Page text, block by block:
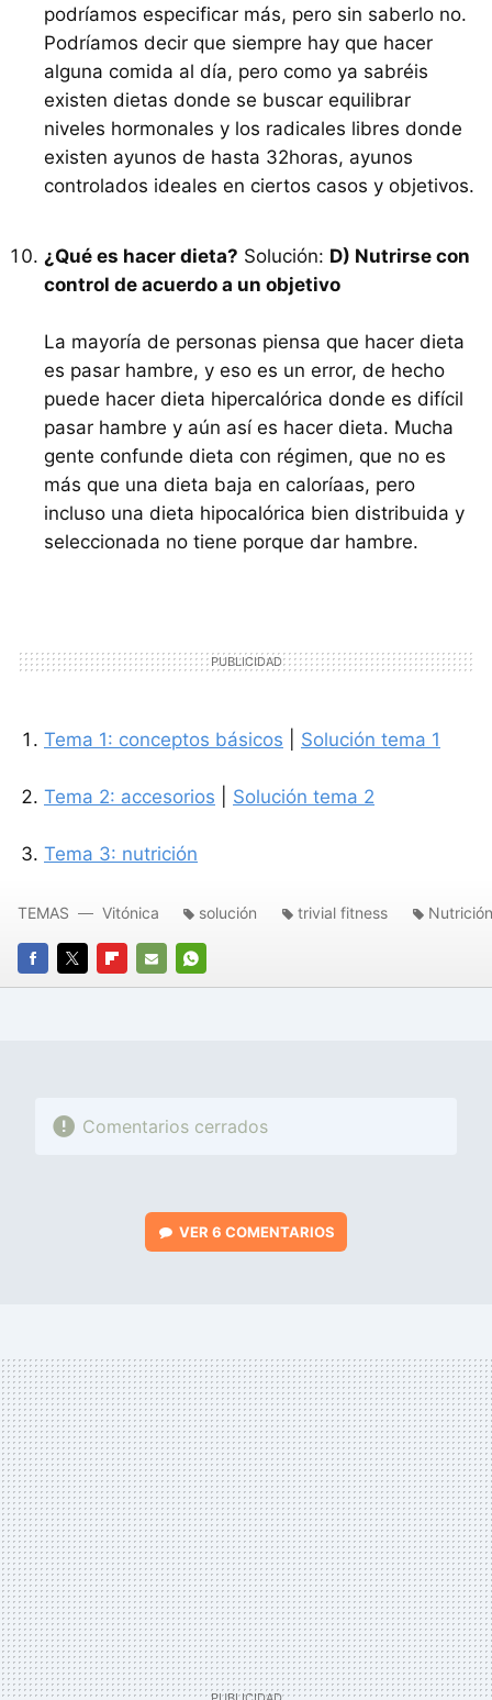
podríamos especificar más, pero sin saberlo no.
Podríamos decir que siempre hay que hacer
alguna comida al día, pero como ya sabréis
existen dietas donde se buscar equilibrar
niveles hormonales y los radicales libres donde
existen ayunos de hasta 32horas, ayunos
controlados ideales en ciertos casos y objetivos.
¿Qué es hacer dieta? Solución: D) Nutrirse con
control de acuerdo a un objetivo
La mayoría de personas piensa que hacer dieta
es pasar hambre, y eso es un error, de hecho
puede hacer dieta hipercalórica donde es difícil
pasar hambre y aún así es hacer dieta. Mucha
gente confunde dieta con régimen, que no es
más que una dieta baja en caloríaas, pero
incluso una dieta hipocalórica bien distribuida y
seleccionada no tiene porque dar hambre.
Tema 1: conceptos básicos Solución tema 1
Tema 2: accesorios Solución tema 2
Tema 3: nutrición
FACEBOOK
TWITTERFLIPBOARD
E-
WHATSAPP
TEMAS Vitónica solución trivial fitness Nutrición
Comentarios cerrados
VER 6 COMENTARIOS